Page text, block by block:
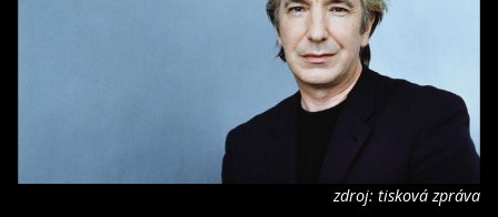
zdroj: tisková zpráva